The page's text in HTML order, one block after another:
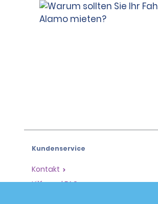
Kundenservice
Kontakt
Hilfe und FAQ